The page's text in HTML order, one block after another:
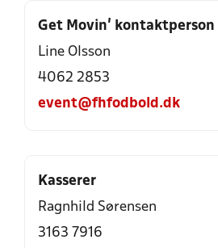
Get Movin’ kontaktperson
Line Olsson
4062 2853
event@fhfodbold.dk
Kasserer
Ragnhild Sørensen
3163 7916